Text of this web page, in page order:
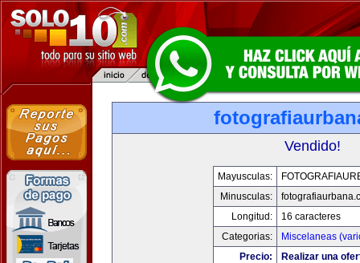
Vendido!
Mayusculas:
Minusculas:
Longitud:
16 caracteres
Categorias:
Miscelaneas
Precio:
Realizar una